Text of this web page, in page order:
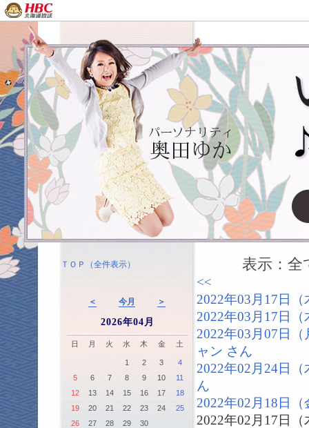
ＴＯＰ（全件表示）
＜ 今月 ＞
2026年04月
日 月 火 水 木 金 土
1 2 3
4
5
6 7 8 9 10
11
12
13 14 15 16 17
18
19
20 21 22 23 24
25
26
27 28 29 30
表示：全て
<<
2022年03月17
2022年03月17
2022年03月07
ャン さん
2022年02月24
ん
2022年02月18
2022年02月17